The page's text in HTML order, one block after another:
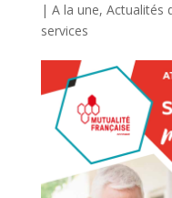
| A la une, Actualités
services